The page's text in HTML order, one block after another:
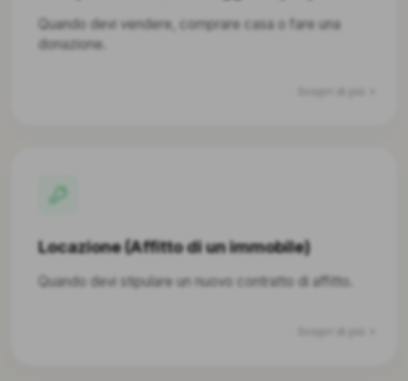
Quando devi vendere, comprare casa o fare una
donazione.
Locazione (Affitto di un immobile)
Quando devi stipulare un nuovo contratto di affitto.